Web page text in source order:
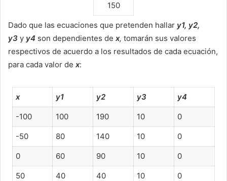
150
Dado que las ecuaciones que pretenden hallar y1, y2,
y3 y y4 son dependientes de x, tomarán sus valores
respectivos de acuerdo a los resultados de cada ecuación,
para cada valor de x:
x y1 y2 y3 y4
-100 100 190 10 0
-50 80 140 10 0
0 60 90 10 0
50 40 40 10 0